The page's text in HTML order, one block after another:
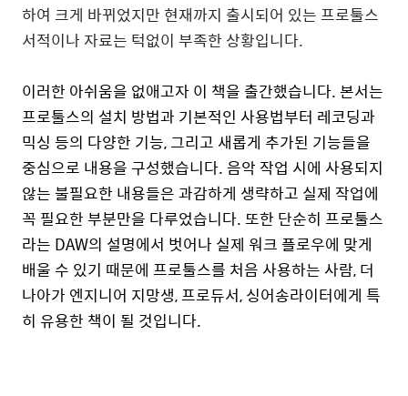
하여 크게 바뀌었지만 현재까지 출시되어 있는 프로툴스
서적이나 자료는 턱없이 부족한 상황입니다.
이러한 아쉬움을 없애고자 이 책을 출간했습니다.본서는
프로툴스의 설치 방법과 기본적인 사용법부터 레코딩과
믹싱 등의 다양한 기능,그리고 새롭게 추가된 기능들을
중심으로 내용을 구성했습니다.음악 작업 시에 사용되지
않는 불필요한 내용들은 과감하게 생략하고 실제 작업에
꼭 필요한 부분만을 다루었습니다.또한 단순히 프로툴스
라는 DAW의 설명에서 벗어나 실제 워크 플로우에 맞게
배울 수 있기 때문에 프로툴스를 처음 사용하는 사람,더
나아가 엔지니어 지망생,프로듀서,싱어송라이터에게 특
히 유용한 책이 될 것입니다.